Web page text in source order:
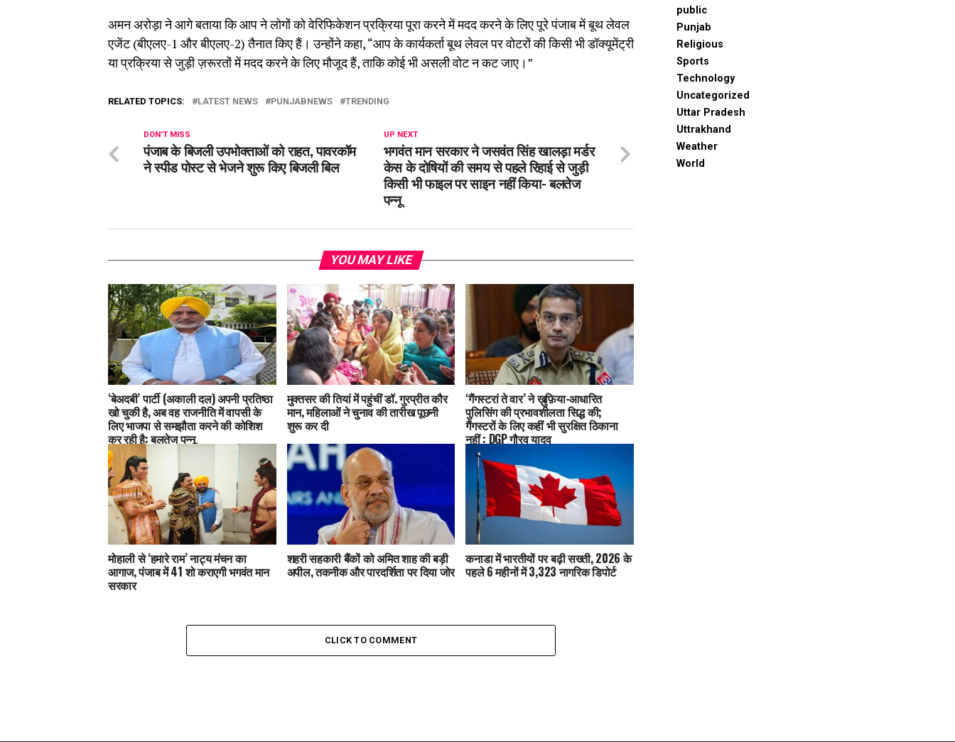
अमन अरोड़ा ने आगे बताया कि आप ने लोगों को वेरिफिकेशन प्रक्रिया पूरा करने में मदद करने के लिए पूरे पंजाब में बूथ लेवल
एजेंट (बीएलए-1 और बीएलए-2) तैनात किए हैं। उन्होंने कहा, “आप के कार्यकर्ता बूथ लेवल पर वोटरों की किसी भी डॉक्यूमेंट्री
या प्रक्रिया से जुड़ी ज़रूरतों में मदद करने के लिए मौजूद हैं, ताकि कोई भी असली वोट न कट जाए।”
RELATED TOPICS: LATEST NEWS PUNJABNEWS TRENDING
UP NEXT
भगवंत मान सरकार ने जसवंत सिंह खालड़ा मर्डर
केस के दोषियों की समय से पहले रिहाई से जुड़ी
किसी भी फाइल पर साइन नहीं किया- बलतेज
पन्नू
DON'T MISS
पंजाब के बिजली उपभोक्ताओं को राहत, पावरकॉम
ने स्पीड पोस्ट से भेजने शुरू किए बिजली बिल
YOU MAY LIKE
‘बेअदबी’ पार्टी (अकाली दल) अपनी प्रतिष्ठा
खो चुकी है, अब वह राजनीति में वापसी के
लिए भाजपा से समझौता करने की कोशिश
कर रही है: बलतेज पन्नू
मुक्तसर की तियां में पहुंचीं डॉ. गुरप्रीत कौर
मान, महिलाओं ने चुनाव की तारीख पूछनी
शुरू कर दी
‘गैंगस्टरां ते वार’ ने ख़ुफ़िया-आधारित
पुलिसिंग की प्रभावशीलता सिद्ध की;
गैंगस्टरों के लिए कहीं भी सुरक्षित ठिकाना
नहीं : DGP गौरव यादव
मोहाली से ‘हमारे राम’ नाट्य मंचन का
आगाज, पंजाब में 41 शो कराएगी भगवंत मान
सरकार
शहरी सहकारी बैंकों को अमित शाह की बड़ी
अपील, तकनीक और पारदर्शिता पर दिया जोर
कनाडा में भारतीयों पर बढ़ी सख्ती, 2026 के
पहले 6 महीनों में 3,323 नागरिक डिपोर्ट
CLICK TO COMMENT
public
Punjab
Religious
Sports
Technology
Uncategorized
Uttar Pradesh
Uttrakhand
Weather
World